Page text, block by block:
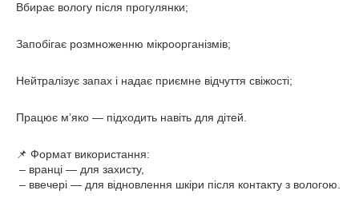
Вбирає вологу після прогулянки;
Запобігає розмноженню мікроорганізмів;
Нейтралізує запах і надає приємне відчуття свіжості;
Працює м’яко — підходить навіть для дітей.
📌 Формат використання:
– вранці — для захисту,
– ввечері — для відновлення шкіри після контакту з вологою.